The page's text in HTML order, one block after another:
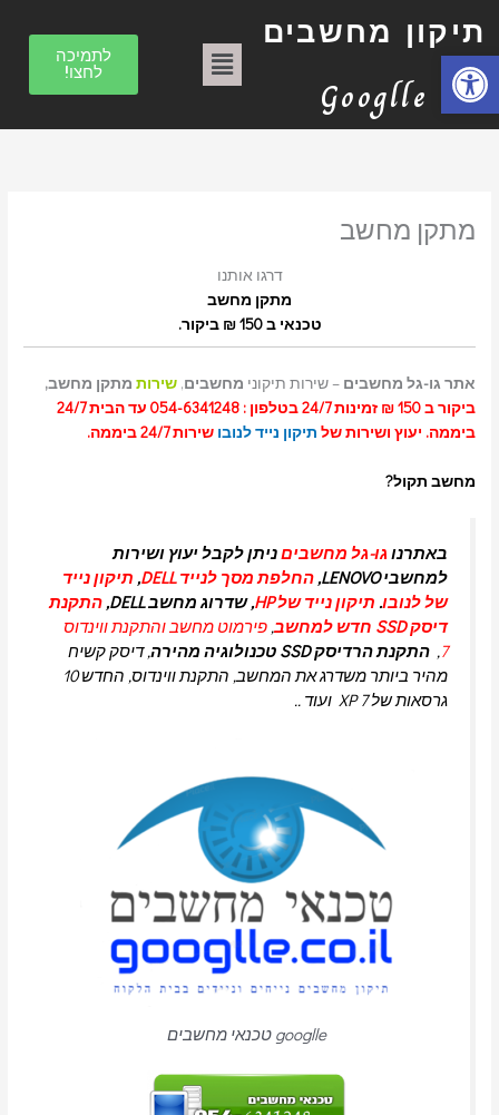
פתח סרגל נגישות
לתוכןתיקון מחשבים
Googlle
תפריט
לתמיכה
לחצו!
מתקן מחשב
דרגו אותנו
מתקן מחשב
טכנאי ב 150 ₪ ביקור.
אתר גו-גל מחשבים – שירות תיקוני מחשבים,שירות מתקן מחשב,
ביקור ב 150 ₪ זמינות 24/7 בטלפון : 054-6341248 עד הבית 24/7
ביממה. יעוץ ושירות של תיקון נייד לנובו שירות 24/7 ביממה.
מחשב תקול?
באתרנו גו-גל מחשביםניתן לקבל יעוץ ושירות
למחשבי LENOVO,
החלפת מסך לנייד DELL , תיקון נייד
של לנובו. תיקון נייד של HP , שדרוג מחשב DELL,
התקנת
דיסק SSD חדש למחשב
,פירמוט מחשב והתקנת ווינדוס
7
,התקנת הרדיסק SSD טכנולוגיה מהירה
, דיסק קשיח
מהיר ביותר משדרג את המחשב, התקנת ווינדוס, החדש 10
גרסאות של 7 XP ועוד ..
googlle טכנאי מחשבים
למחשבהסר
מונח:
טכנאי
בת"א
מונח:
תיקון
מחשב
מונח:
תיקון
מחשבים
מונח:
טכנאי
מחשבים
אביב
מונח:
תיקון
מחשבים
אביב
מונח:
תיקון
מחשב
אביב
מונח:
תיקון
מחשב
מונח:
תיקון
מחשבים
אביב
מונח:
תיקון
מחשב
אביב
מונח:
תיקון
מחשב
ט
ג
ו
ר
ת